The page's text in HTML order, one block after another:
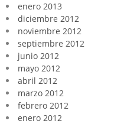
enero 2013
diciembre 2012
noviembre 2012
septiembre 2012
junio 2012
mayo 2012
abril 2012
marzo 2012
febrero 2012
enero 2012